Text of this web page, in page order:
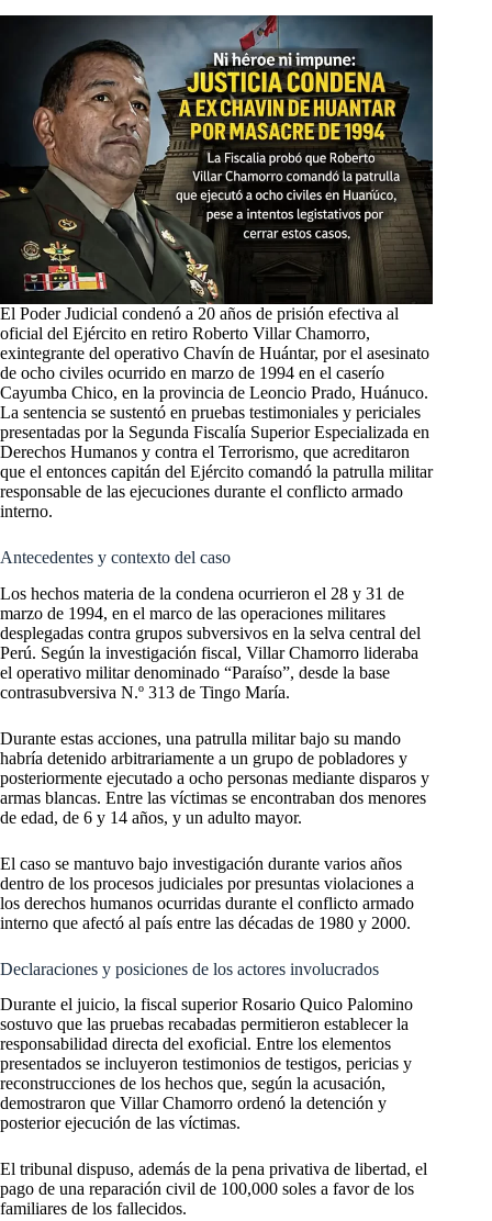
El Poder Judicial condenó a 20 años de prisión efectiva al
oficial del Ejército en retiro Roberto Villar Chamorro,
exintegrante del operativo Chavín de Huántar, por el asesinato
de ocho civiles ocurrido en marzo de 1994 en el caserío
Cayumba Chico, en la provincia de Leoncio Prado, Huánuco.
La sentencia se sustentó en pruebas testimoniales y periciales
presentadas por la Segunda Fiscalía Superior Especializada en
Derechos Humanos y contra el Terrorismo, que acreditaron
que el entonces capitán del Ejército comandó la patrulla militar
responsable de las ejecuciones durante el conflicto armado
interno.
Antecedentes y contexto del caso
Los hechos materia de la condena ocurrieron el 28 y 31 de
marzo de 1994, en el marco de las operaciones militares
desplegadas contra grupos subversivos en la selva central del
Perú. Según la investigación fiscal, Villar Chamorro lideraba
el operativo militar denominado “Paraíso”, desde la base
contrasubversiva N.º 313 de Tingo María.
Durante estas acciones, una patrulla militar bajo su mando
habría detenido arbitrariamente a un grupo de pobladores y
posteriormente ejecutado a ocho personas mediante disparos y
armas blancas. Entre las víctimas se encontraban dos menores
de edad, de 6 y 14 años, y un adulto mayor.
El caso se mantuvo bajo investigación durante varios años
dentro de los procesos judiciales por presuntas violaciones a
los derechos humanos ocurridas durante el conflicto armado
interno que afectó al país entre las décadas de 1980 y 2000.
Declaraciones y posiciones de los actores involucrados
Durante el juicio, la fiscal superior Rosario Quico Palomino
sostuvo que las pruebas recabadas permitieron establecer la
responsabilidad directa del exoficial. Entre los elementos
presentados se incluyeron testimonios de testigos, pericias y
reconstrucciones de los hechos que, según la acusación,
demostraron que Villar Chamorro ordenó la detención y
posterior ejecución de las víctimas.
El tribunal dispuso, además de la pena privativa de libertad, el
pago de una reparación civil de 100,000 soles a favor de los
familiares de los fallecidos.